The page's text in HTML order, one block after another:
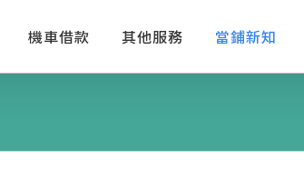
機車借款 其他服務 當鋪新知